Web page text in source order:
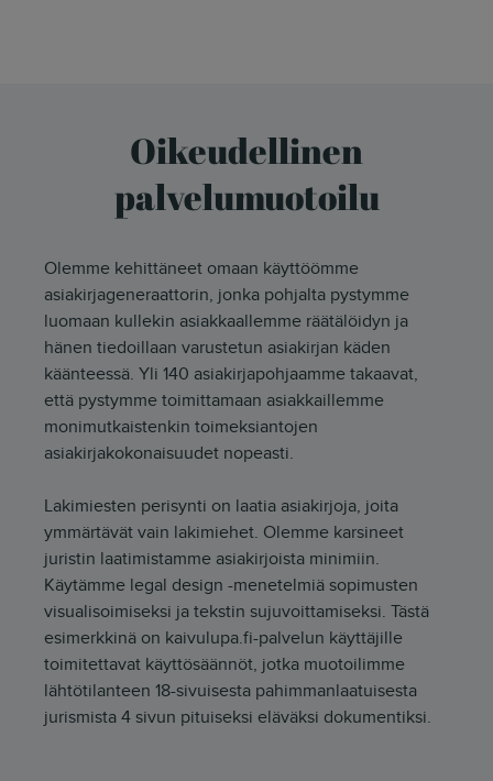
Oikeudellinen
palvelumuotoilu
Olemme kehittäneet omaan käyttöömme
asiakirjageneraattorin, jonka pohjalta pystymme
luomaan kullekin asiakkaallemme räätälöidyn ja
hänen tiedoillaan varustetun asiakirjan käden
käänteessä. Yli 140 asiakirjapohjaamme takaavat,
että pystymme toimittamaan asiakkaillemme
monimutkaistenkin toimeksiantojen
asiakirjakokonaisuudet nopeasti.
Lakimiesten perisynti on laatia asiakirjoja, joita
ymmärtävät vain lakimiehet. Olemme karsineet
juristin laatimistamme asiakirjoista minimiin.
Käytämme legal design -menetelmiä sopimusten
visualisoimiseksi ja tekstin sujuvoittamiseksi. Tästä
esimerkkinä on kaivulupa.fi-palvelun käyttäjille
toimitettavat käyttösäännöt, jotka muotoilimme
lähtötilanteen 18-sivuisesta pahimmanlaatuisesta
jurismista 4 sivun pituiseksi eläväksi dokumentiksi.